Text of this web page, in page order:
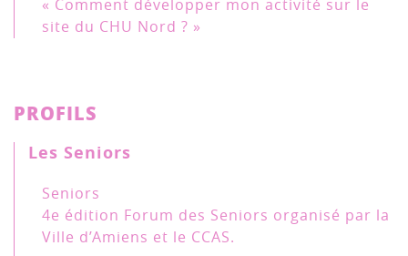
« Comment développer mon activité sur le
site du CHU Nord ? »
PROFILS
Les Seniors
Seniors
4e édition Forum des Seniors organisé par la
Ville d’Amiens et le CCAS.